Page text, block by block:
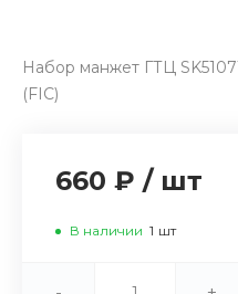
Набор манжет ГТЦ
(FIC)
660 ₽ / шт
В наличии 1 шт